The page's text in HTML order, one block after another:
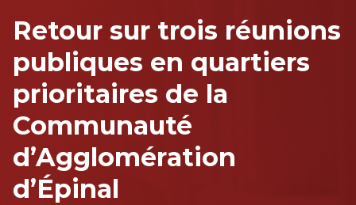
Retour sur trois réunions
publiques en quartiers
prioritaires de la
Communauté
d’Agglomération
d’Épinal